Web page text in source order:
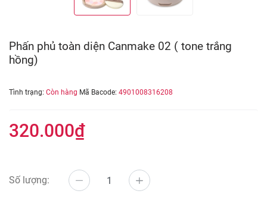
Phấn phủ toàn diện Canmake 02 ( tone trắng
hồng)
Tình trạng: Còn hàng Mã Bacode: 4901008316208
320.000₫
Số lượng: